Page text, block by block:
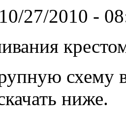
27/2010 -
схему
ниже.